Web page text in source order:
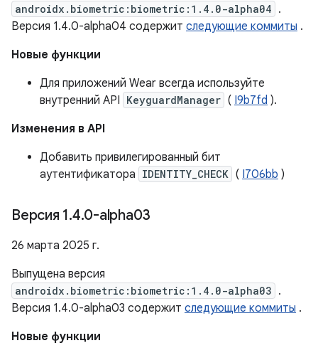
androidx.biometric:biometric:1.4.0-alpha04 .
Версия 1.4.0-alpha04 содержит следующие коммиты .
Новые функции
Для приложений Wear всегда используйте
внутренний API KeyguardManager ( I9b7fd ).
Изменения в API
Добавить привилегированный бит
аутентификатора IDENTITY_CHECK ( I706bb )
Версия 1.4.0-alpha03
26 марта 2025 г.
Выпущена версия
androidx.biometric:biometric:1.4.0-alpha03 .
Версия 1.4.0-alpha03 содержит следующие коммиты .
Новые функции